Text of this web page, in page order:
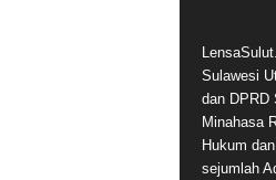
Sulawesi
dan DPRD
Minahasa
Hukum
sejumlah